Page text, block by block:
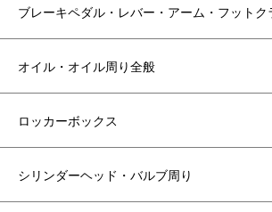
ブレーキペダル・レバー・アーム・フットク
オイル・オイル周り全般
ロッカーボックス
シリンダーヘッド・バルブ周り